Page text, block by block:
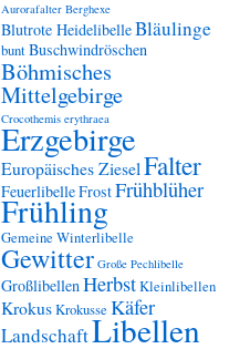
Aurorafalter Berghexe
Blutrote HeidelibelleBläulinge
buntBuschwindröschen
Böhmisches
Mittelgebirge
Crocothemis erythraea
Erzgebirge
Europäisches ZieselFalter
FeuerlibelleFrostFrühblüher
Frühling
Gemeine Winterlibelle
Gewitter Große Pechlibelle
GroßlibellenHerbstKleinlibellen
KrokusKrokusse Käfer
LandschaftLibellen